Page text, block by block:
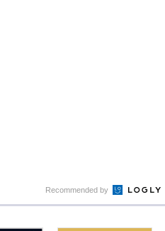
Recommended by